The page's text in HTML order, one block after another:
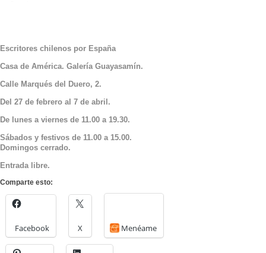
Escritores chilenos por España
Casa de América. Galería Guayasamín.
Calle Marqués del Duero, 2.
Del 27 de febrero al 7 de abril.
De lunes a viernes de 11.00 a 19.30.
Sábados y festivos de 11.00 a 15.00.
Domingos cerrado.
Entrada libre.
Comparte esto:
Facebook X Menéame